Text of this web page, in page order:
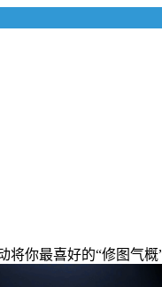
最喜好的“修图气概